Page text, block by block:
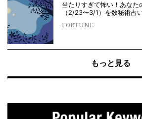
当たりすぎて怖い！あなた
（2/23〜3/1）を数秘術占
FORTUNE
もっと見る